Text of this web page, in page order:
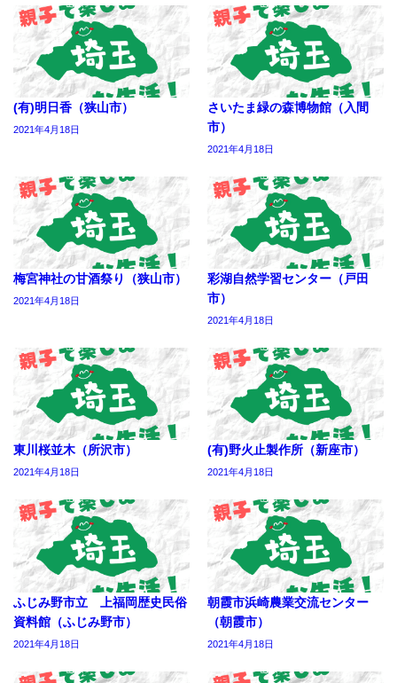
(有)明日香（狭山市）
2021年4月18日
さいたま緑の森博物館（入間
市）
2021年4月18日
梅宮神社の甘酒祭り（狭山市）
2021年4月18日
彩湖自然学習センター（戸田
市）
2021年4月18日
東川桜並木（所沢市）
2021年4月18日
(有)野火止製作所（新座市）
2021年4月18日
ふじみ野市立 上福岡歴史民俗
資料館（ふじみ野市）
2021年4月18日
朝霞市浜崎農業交流センター
（朝霞市）
2021年4月18日